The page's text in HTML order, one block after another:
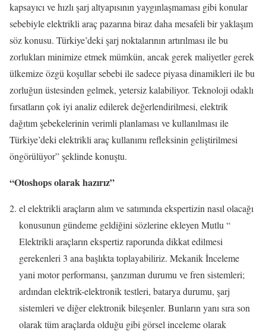
kapsayıcı ve hızlı şarj altyapısının yaygınlaşmaması gibi konular
sebebiyle elektrikli araç pazarına biraz daha mesafeli bir yaklaşım
söz konusu. Türkiye’deki şarj noktalarının artırılması ile bu
zorlukları minimize etmek mümkün, ancak gerek maliyetler gerek
ülkemize özgü koşullar sebebi ile sadece piyasa dinamikleri ile bu
zorluğun üstesinden gelmek, yetersiz kalabiliyor. Teknoloji odaklı
fırsatların çok iyi analiz edilerek değerlendirilmesi, elektrik
dağıtım şebekelerinin verimli planlaması ve kullanılması ile
Türkiye’deki elektrikli araç kullanımı refleksinin geliştirilmesi
öngörülüyor” şeklinde konuştu.
“Otoshops olarak hazırız”
el elektrikli araçların alım ve satımında ekspertizin nasıl olacağı
konusunun gündeme geldiğini sözlerine ekleyen Mutlu “
Elektrikli araçların ekspertiz raporunda dikkat edilmesi
gerekenleri 3 ana başlıkta toplayabiliriz. Mekanik İnceleme
yani motor performansı, şanzıman durumu ve fren sistemleri;
ardından elektrik-elektronik testleri, batarya durumu, şarj
sistemleri ve diğer elektronik bileşenler. Bunların yanı sıra son
olarak tüm araçlarda olduğu gibi görsel inceleme olarak